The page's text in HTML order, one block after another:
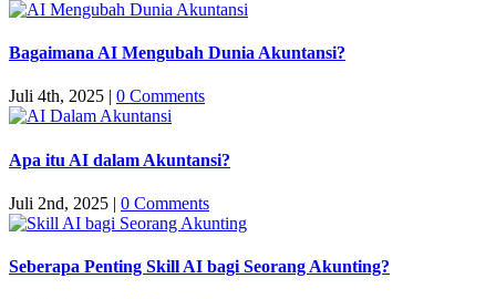
Bagaimana AI Mengubah Dunia Akuntansi?
Juli 4th, 2025 | 0 Comments
Apa itu AI dalam Akuntansi?
Juli 2nd, 2025 | 0 Comments
Seberapa Penting Skill AI bagi Seorang Akunting?